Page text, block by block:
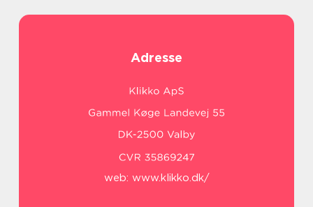
Adresse
web: www.klikko.dk/